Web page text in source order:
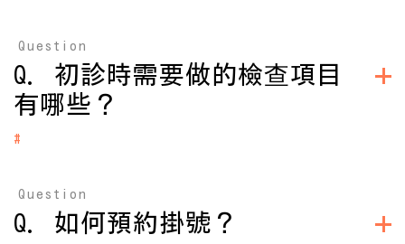
●櫃檯報到，填寫基本資料
● 諮詢、看診、檢查
● 醫師根據檢驗報告評估並設計治療方案
● 進入療程前審核證件、簽署知情同意書
Question
Q. 初診時需要做的檢查項目
有哪些？
#
● 太太：
■ 抗穆勒氏管賀爾蒙（Anti-Müllerian hormone；AMH）
■ 月經週期第3-5天的竇卵泡(空腔濾泡)計數（AFC）
Question
Q. 如何預約掛號？